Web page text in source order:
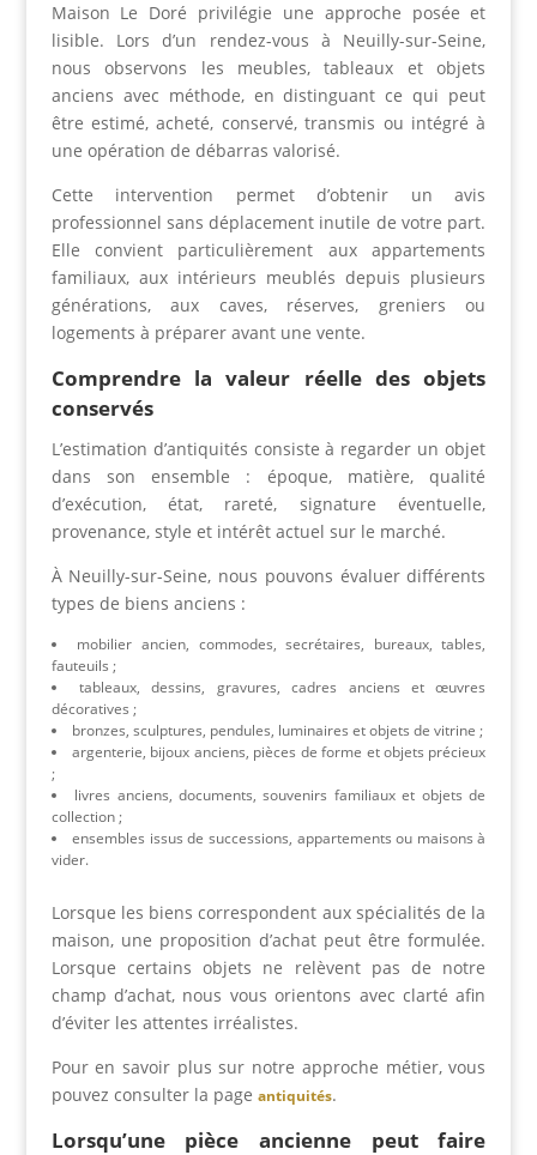
Maison Le Doré privilégie une approche posée et
lisible. Lors d’un rendez-vous à Neuilly-sur-Seine,
nous observons les meubles, tableaux et objets
anciens avec méthode, en distinguant ce qui peut
être estimé, acheté, conservé, transmis ou intégré à
une opération de débarras valorisé.
Cette intervention permet d’obtenir un avis
professionnel sans déplacement inutile de votre part.
Elle convient particulièrement aux appartements
familiaux, aux intérieurs meublés depuis plusieurs
générations, aux caves, réserves, greniers ou
logements à préparer avant une vente.
Comprendre la valeur réelle des objets
conservés
L’estimation d’antiquités consiste à regarder un objet
dans son ensemble : époque, matière, qualité
d’exécution, état, rareté, signature éventuelle,
provenance, style et intérêt actuel sur le marché.
À Neuilly-sur-Seine, nous pouvons évaluer différents
types de biens anciens :
mobilier ancien, commodes, secrétaires, bureaux, tables,
fauteuils ;
tableaux, dessins, gravures, cadres anciens et œuvres
décoratives ;
bronzes, sculptures, pendules, luminaires et objets de vitrine ;
argenterie, bijoux anciens, pièces de forme et objets précieux
;
livres anciens, documents, souvenirs familiaux et objets de
collection ;
ensembles issus de successions, appartements ou maisons à
vider.
Lorsque les biens correspondent aux spécialités de la
maison, une proposition d’achat peut être formulée.
Lorsque certains objets ne relèvent pas de notre
champ d’achat, nous vous orientons avec clarté afin
d’éviter les attentes irréalistes.
Pour en savoir plus sur notre approche métier, vous
pouvez consulter la page antiquités.
Lorsqu’une pièce ancienne peut faire